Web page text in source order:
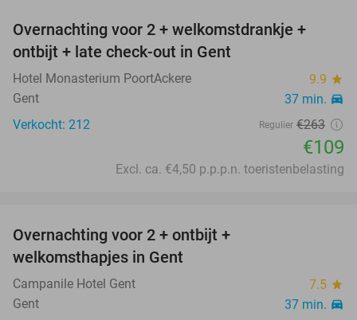
Overnachting voor 2 + welkomstdrankje +
ontbijt + late check-out in Gent
Hotel Monasterium PoortAckere 9.9 star
Gent 37 min. directions_car
Verkocht: 212 Regulier €263
€109
Excl. ca. €4,50 p.p.p.n. toeristenbelasting
Overnachting voor 2 + ontbijt +
welkomsthapjes in Gent
Campanile Hotel Gent 7.5 star
Gent 37 min. directions_car